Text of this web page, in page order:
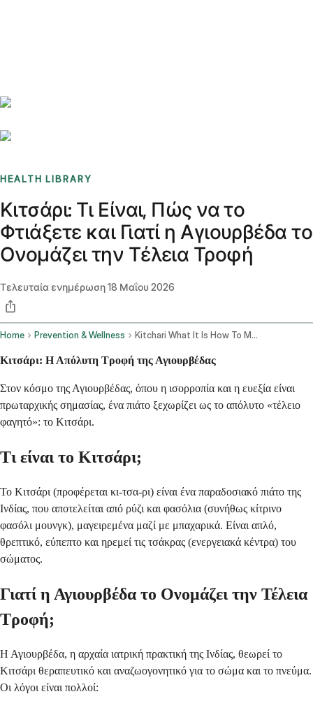
HEALTH LIBRARY
Κιτσάρι: Τι Είναι, Πώς να το
Φτιάξετε και Γιατί η Αγιουρβέδα το
Ονομάζει την Τέλεια Τροφή
Τελευταία ενημέρωση18 Μαΐου 2026
Home Prevention & Wellness Kitchari What It Is How To Make It And Why Ayurveda Calls It The Perfect Food
Κιτσάρι: Η Απόλυτη Τροφή της Αγιουρβέδας
Στον κόσμο της Αγιουρβέδας, όπου η ισορροπία και η ευεξία είναι
πρωταρχικής σημασίας, ένα πιάτο ξεχωρίζει ως το απόλυτο «τέλειο
φαγητό»: το Κιτσάρι.
Τι είναι το Κιτσάρι;
Το Κιτσάρι (προφέρεται κι-τσα-ρι) είναι ένα παραδοσιακό πιάτο της
Ινδίας, που αποτελείται από ρύζι και φασόλια (συνήθως κίτρινο
φασόλι μουνγκ), μαγειρεμένα μαζί με μπαχαρικά. Είναι απλό,
θρεπτικό, εύπεπτο και ηρεμεί τις τσάκρας (ενεργειακά κέντρα) του
σώματος.
Γιατί η Αγιουρβέδα το Ονομάζει την Τέλεια
Τροφή;
Η Αγιουρβέδα, η αρχαία ιατρική πρακτική της Ινδίας, θεωρεί το
Κιτσάρι θεραπευτικό και αναζωογονητικό για το σώμα και το πνεύμα.
Οι λόγοι είναι πολλοί: